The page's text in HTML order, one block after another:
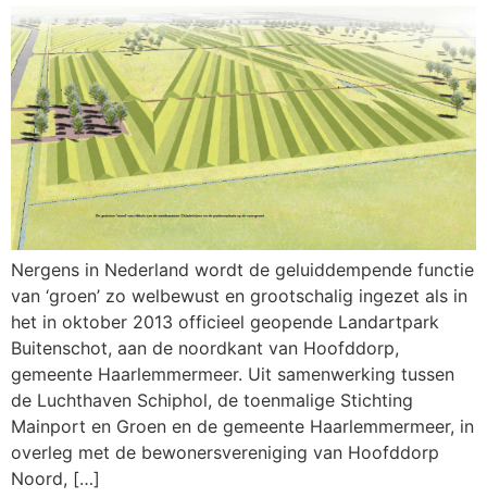
Nergens in Nederland wordt de geluiddempende functie
van ‘groen’ zo welbewust en grootschalig ingezet als in
het in oktober 2013 officieel geopende Landartpark
Buitenschot, aan de noordkant van Hoofddorp,
gemeente Haarlemmermeer. Uit samenwerking tussen
de Luchthaven Schiphol, de toenmalige Stichting
Mainport en Groen en de gemeente Haarlemmermeer, in
overleg met de bewonersvereniging van Hoofddorp
Noord, […]